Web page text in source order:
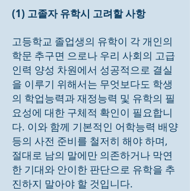
(1) 고졸자 유학시 고려할 사항
고등학교 졸업생의 유학이 각 개인의
학문 추구면 으로나 우리 사회의 고급
인력 양성 차원에서 성공적으로 결실
을 이루기 위해서는 무엇보다도 학생
의 학업능력과 재정능력 및 유학의 필
요성에 대한 구체적 확인이 필요합니
다. 이와 함께 기본적인 어학능력 배양
등의 사전 준비를 철저히 해야 하며,
절대로 남의 말에만 의존하거나 막연
한 기대와 안이한 판단으로 유학을 추
진하지 말아야 할 것입니다.